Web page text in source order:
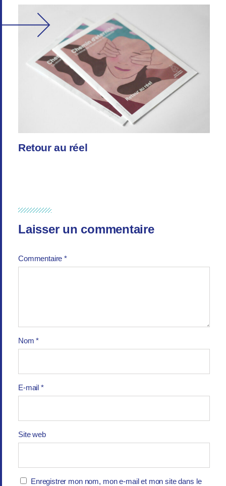
Retour au réel
Laisser un commentaire
Commentaire*
Nom*
E-mail *
Site web
Enregistrer mon nom, mon e-mail et mon site dans le